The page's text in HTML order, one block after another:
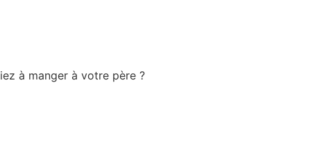
à manger à votre père ?